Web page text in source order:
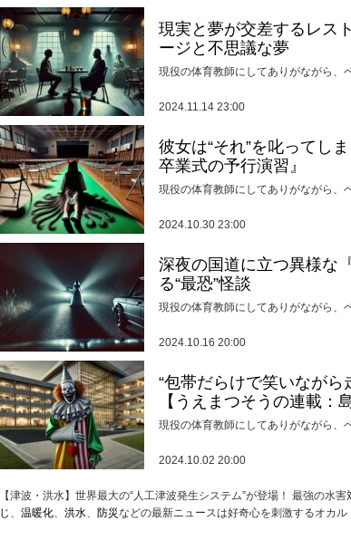
現実と夢が交差するレス
ージと不思議な夢
現役の体育教師にしてありがながら、
2024.11.14 23:00
彼女は“それ”を叱ってし
卒業式の予行演習』
現役の体育教師にしてありがながら、
2024.10.30 23:00
深夜の国道に立つ異様な
る“最恐”怪談
現役の体育教師にしてありがながら、
2024.10.16 20:00
“包帯だらけで笑いなが
【うえまつそうの連載：
現役の体育教師にしてありがながら、
2024.10.02 20:00
【津波・洪水】世界最大の“人工津波発生システム”が登場！ 最強の水害
じ 、 温暖化、 洪水、 防災などの最新ニュースは好奇心を刺激するオカ